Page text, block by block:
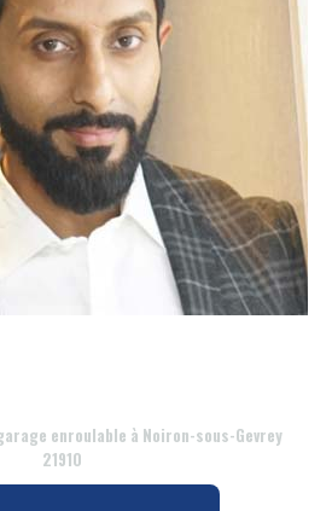
enroulable à Noiron-sous-Gevrey
21910